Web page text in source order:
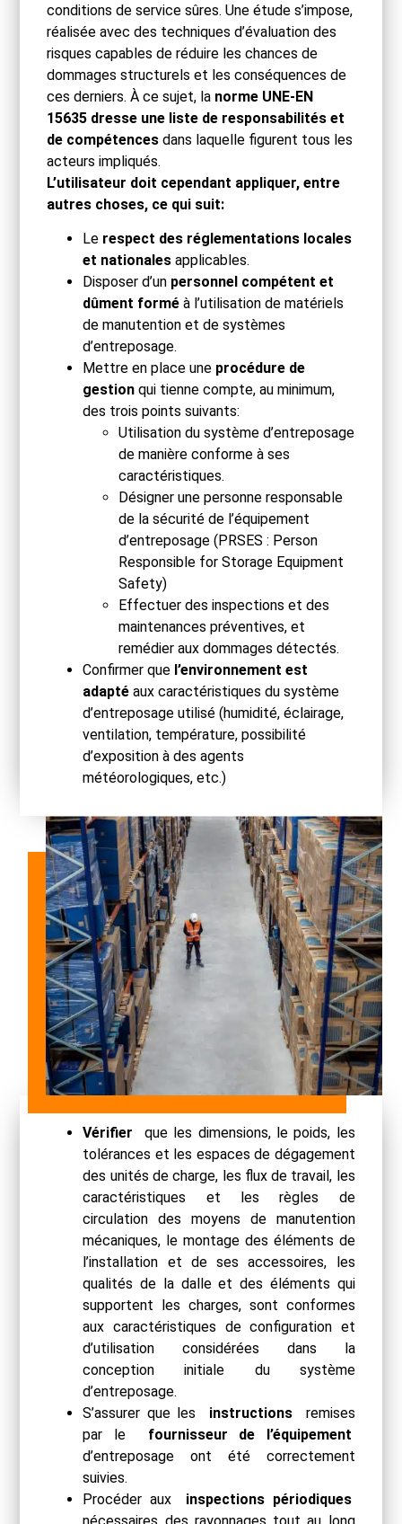
conditions de service sûres. Une étude s’impose,
réalisée avec des techniques d’évaluation des
risques capables de réduire les chances de
dommages structurels et les conséquences de
ces derniers.À ce sujet, la norme UNE-EN
15635 dresse une liste de responsabilités et
de compétences dans laquelle figurent tous les
acteurs impliqués.
L’utilisateur doit cependant appliquer, entre
autres choses, ce qui suit:
Le respect des réglementations locales
et nationales applicables.
Disposer d’un personnel compétent et
dûment formé à l’utilisation de matériels
de manutention et de systèmes
d’entreposage.
Mettre en place une procédure de
gestion qui tienne compte, au minimum,
des trois points suivants:
Utilisation du système d’entreposage
de manière conforme à ses
caractéristiques.
Désigner une personne responsable
de la sécurité de l’équipement
d’entreposage (PRSES : Person
Responsible for Storage Equipment
Safety)
Effectuer des inspections et des
maintenances préventives, et
remédier aux dommages détectés.
Confirmer que l’environnement est
adapté aux caractéristiques du système
d’entreposage utilisé (humidité, éclairage,
ventilation, température, possibilité
d’exposition à des agents
météorologiques, etc.)
Vérifier
que les dimensions, le poids, les
tolérances et les espaces de dégagement
des unités de charge, les flux de travail, les
caractéristiques et les règles de
circulation des moyens de manutention
mécaniques, le montage des éléments de
l’installation et de ses accessoires, les
qualités de la dalle et des éléments qui
supportent les charges, sont conformes
aux caractéristiques de configuration et
d’utilisation considérées dans la
conception initiale du système
d’entreposage.
S’assurer que les instructionsremises
par le fournisseur de l’équipement
d’entreposage ont été correctement
suivies.
Procéder aux inspections périodiques